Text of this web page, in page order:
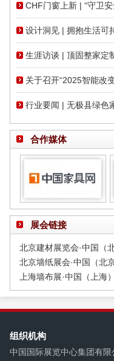
CHF门窗上新 | “守卫
设计洞见 | 拥抱生活可
生涯访谈 | 顶固整家定
打造品质
关于召开“2025智能改
行业要闻 | 无极县绿色
合作媒体
展会链接
北京建材展览会·中国（
北京墙纸展会·中国（北
上海墙布展·中国（上海
组织机构
中国国际展览中心集团有限